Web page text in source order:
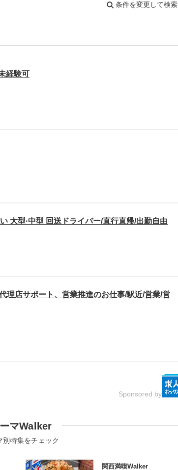
条件を変更して検索
経験可
大型·中型 回送ドライバー/直行直帰/出勤自由
理店サポート、営業推進のお仕事/駅近/営業/営
Sponsored by
マWalker
別特集をチェック
関西満喫Walker